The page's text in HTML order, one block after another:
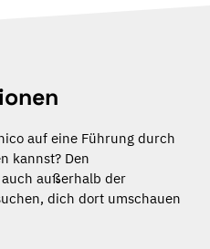
auf eine Führung durch
kannst? Den
außerhalb der
dich dort umschauen